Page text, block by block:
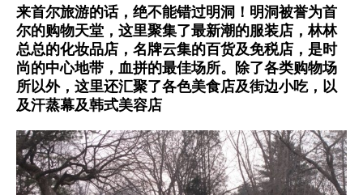
来首尔旅游的话，绝不能错过明洞！明洞被誉为首
尔的购物天堂，这里聚集了最新潮的服装店，林林
总总的化妆品店，名牌云集的百货及免税店，是时
尚的中心地带，血拼的最佳场所。除了各类购物场
所以外，这里还汇聚了各色美食店及街边小吃，以
及汗蒸幕及韩式美容店